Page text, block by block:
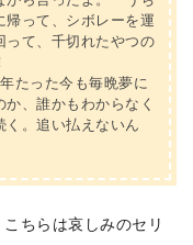
帰って、シボレーを運
って、千切れたやつの
たった今も毎晩夢に
、誰かもわからなく
く。追い払えないん
ちらは哀しみのセリ